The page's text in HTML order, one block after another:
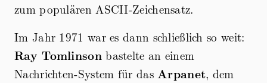
zum populären ASCII-Zeichensatz.
Im Jahr 1971 war es dann schließlich so weit:
Ray Tomlinsonbastelte an einem
Nachrichten-System für dasArpanet, dem